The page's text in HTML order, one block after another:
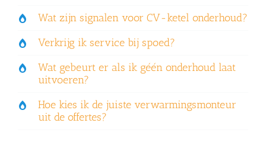
Wat zijn signalen voor CV-ketel onderhoud?
Verkrijg ik service bij spoed?
Wat gebeurt er als ik géén onderhoud laat
uitvoeren?
Hoe kies ik de juiste verwarmingsmonteur
uit de offertes?